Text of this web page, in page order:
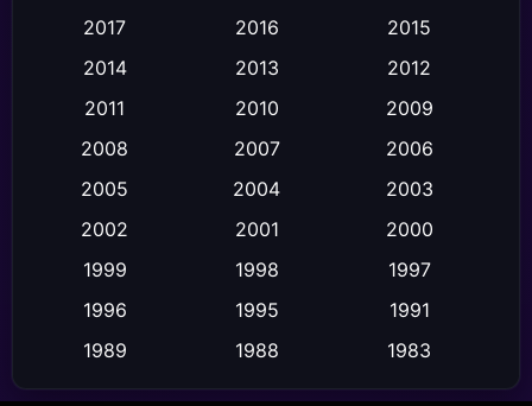
Comedy ตลก
Crime อาชญากรรม (111)
Crime อาชญากรรม
Culture
Dance เต้น
2017
2016
2015
2014
2013
2012
2011
2010
2009
2008
2007
2006
2005
2004
2003
2002
2001
2000
1999
1998
1997
1996
1995
1991
1989
1988
1983
1982
1971
1962